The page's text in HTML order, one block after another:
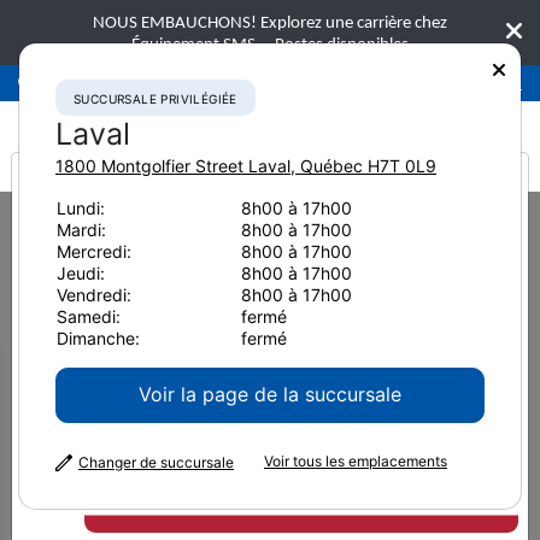
NOUS EMBAUCHONS! Explorez une carrière chez
Équipement SMS. Postes disponibles
Succursale privilégiéeLaval 450-781-9600
Home Nouvelles et ressources Article de presse
Augmentez votre productivité grâce à la nouvelle excavatrice dotée de
la technologie IMC 2.0
Augmentez votre
productivité grâce à la
nouvelle excavatrice dotée
de la technologie IMC 2.0
It looks like you are
from America
SUCCURSALE PRIVILÉGIÉE
Laval
1800 Montgolfier Street Laval, Québec H7T 0L9
Lundi:
8h00 à 17h00
Mardi:
8h00 à 17h00
Mercredi:
8h00 à 17h00
Jeudi:
8h00 à 17h00
Vendredi:
8h00 à 17h00
Samedi:
fermé
Dimanche:
fermé
Voir la page de la succursale
Changer de succursale Voir tous les emplacements